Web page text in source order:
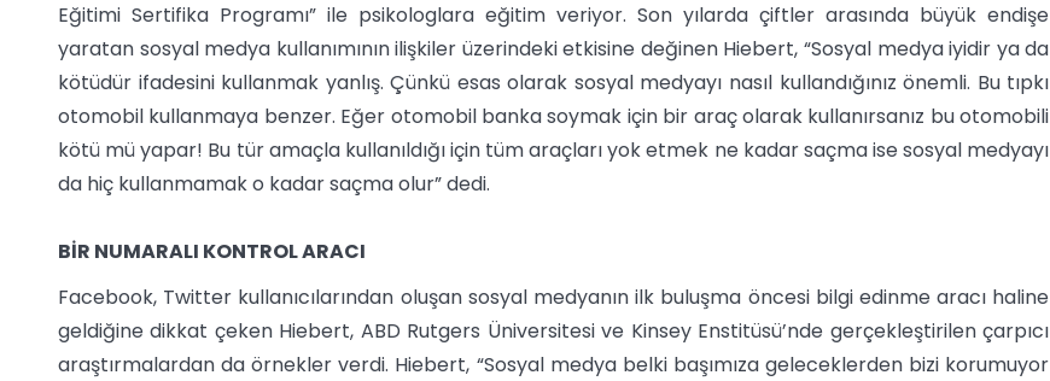
Eğitimi Sertifika Programı” ile psikologlara eğitim veriyor. Son yılarda çiftler arasında büyük endişe
yaratan sosyal medya kullanımının ilişkiler üzerindeki etkisine değinen Hiebert, “Sosyal medya iyidir ya da
kötüdür ifadesini kullanmak yanlış. Çünkü esas olarak sosyal medyayı nasıl kullandığınız önemli. Bu tıpkı
otomobil kullanmaya benzer. Eğer otomobil banka soymak için bir araç olarak kullanırsanız bu otomobili
kötü mü yapar! Bu tür amaçla kullanıldığı için tüm araçları yok etmek ne kadar saçma ise sosyal medyayı
da hiç kullanmamak o kadar saçma olur” dedi.
BİR NUMARALI KONTROL ARACI
Facebook, Twitter kullanıcılarından oluşan sosyal medyanın ilk buluşma öncesi bilgi edinme aracı haline
geldiğine dikkat çeken Hiebert, ABD Rutgers Üniversitesi ve Kinsey Enstitüsü’nde gerçekleştirilen çarpıcı
araştırmalardan da örnekler verdi. Hiebert, “Sosyal medya belki başımıza geleceklerden bizi korumuyor